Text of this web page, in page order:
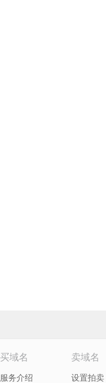
买域名
服务介绍
卖域名
设置拍卖